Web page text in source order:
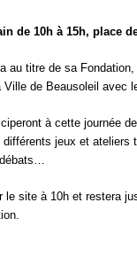
de 10h à 15h, place
au titre de sa
Ville de Beausoleil avec
à cette journée
jeux et
débats…
le site à 10h et restera